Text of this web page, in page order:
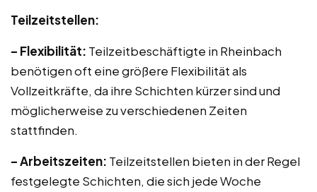
Teilzeitstellen:
– Flexibilität: Teilzeitbeschäftigte in Rheinbach
benötigen oft eine größere Flexibilität als
Vollzeitkräfte, da ihre Schichten kürzer sind und
möglicherweise zu verschiedenen Zeiten
stattfinden.
– Arbeitszeiten: Teilzeitstellen bieten in der Regel
festgelegte Schichten, die sich jede Woche